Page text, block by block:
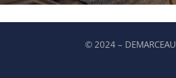
© 2024 – DEMARCEAU